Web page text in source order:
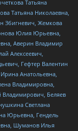
Татьяна
Татьяна Николаевна,
Збигневич, Жемкова
Юлия Юрьевна,
Аверин Владимир
Алексеевич,
Гефтер Валентин
Анатольевна,
Владимировна,
Владимирович, Беляев
Светлана
Юрьевна, Гендель
Шуманов Илья